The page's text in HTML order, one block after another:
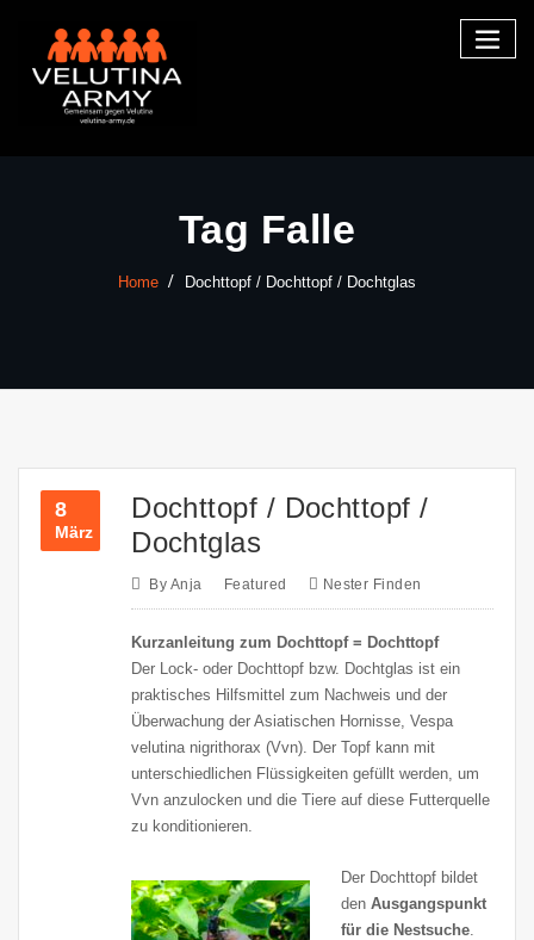
content
Tag Falle
Home Dochttopf / Dochttopf / Dochtglas
8
März
Dochttopf / Dochttopf /
Dochtglas
By Anja Featured Nester Finden
Kurzanleitung zum Dochttopf = Dochttopf
Der Lock- oder Dochttopf bzw. Dochtglas ist ein
praktisches Hilfsmittel zum Nachweis und der
Überwachung der Asiatischen Hornisse, Vespa
velutina nigrithorax (Vvn). Der Topf kann mit
unterschiedlichen Flüssigkeiten gefüllt werden, um
Vvn anzulocken und die Tiere auf diese Futterquelle
zu konditionieren.
Der Dochttopf bildet
denAusgangspunkt
für die Nestsuche